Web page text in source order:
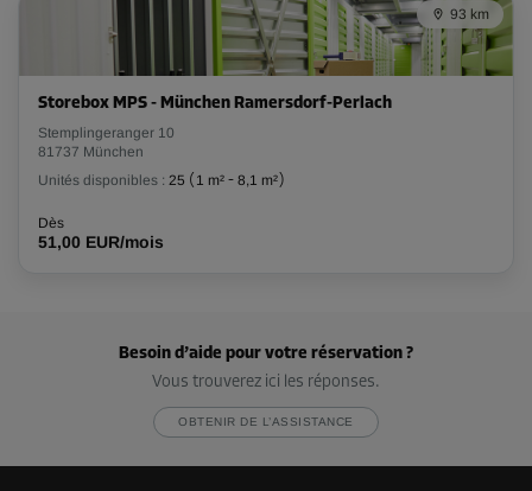
Surface: 2,8 m²
Long:1,9 m Larg:1,5m Haut:3m
-10%
123,00 EUR/mois
110,69 EUR/mois
Surface: 2,8 m²
Larg:1,5m Haut:3m
93 km
Storebox MPS - München Ramersdorf-Perlach
Stemplingeranger 10
81737 München
Unités disponibles : 25 ( 1 m² - 8,1 m²)
Dès
51,00 EUR/mois
Besoin d’aide pour votre réservation ?
Vous trouverez ici les réponses.
OBTENIR DE L’ASSISTANCE